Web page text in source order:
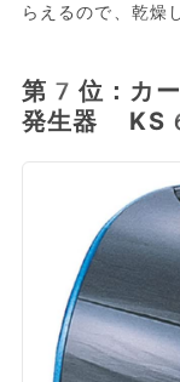
らえるので、乾燥
第7位：カ
発生器